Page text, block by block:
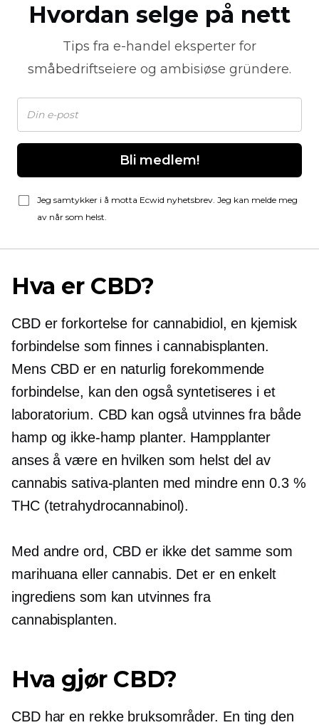
Hvordan selge på nett
Tips fra e-handel eksperter for
småbedriftseiere og ambisiøse gründere.
Bli medlem!
Jeg samtykker i å motta Ecwid nyhetsbrev. Jeg kan melde meg
av når som helst.
Hva er CBD?
CBD er forkortelse for cannabidiol, en kjemisk
forbindelse som finnes i cannabisplanten.
Mens CBD er en naturlig forekommende
forbindelse, kan den også syntetiseres i et
laboratorium. CBD kan også utvinnes fra både
hamp og ikke-hamp planter. Hampplanter
anses å være en hvilken som helst del av
cannabis sativa-planten med mindre enn 0.3 %
THC (tetrahydrocannabinol).
Med andre ord, CBD er ikke det samme som
marihuana eller cannabis. Det er en enkelt
ingrediens som kan utvinnes fra
cannabisplanten.
Hva gjør CBD?
CBD har en rekke bruksområder. En ting den